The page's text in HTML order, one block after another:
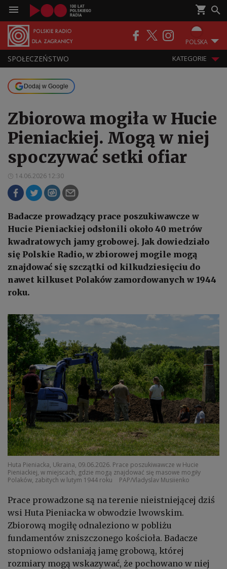
POLSKA
SPOŁECZEŃSTWO KATEGORIE
Dodaj w Google
Zbiorowa mogiła w Hucie
Pieniackiej. Mogą w niej
spoczywać setki ofiar
14.06.2026 12:30
Badacze prowadzący prace poszukiwawcze w
Hucie Pieniackiej odsłonili około 40 metrów
kwadratowych jamy grobowej. Jak dowiedziało
się Polskie Radio, w zbiorowej mogile mogą
znajdować się szczątki od kilkudziesięciu do
nawet kilkuset Polaków zamordowanych w 1944
roku.
Huta Pieniacka, Ukraina, 09.06.2026. Prace poszukiwawcze w Hucie
Pieniackiej, w miejscach, gdzie mogą znajdować się masowe mogiły
Polaków, zabitych w lutym 1944 roku
PAP/Vladyslav Musiienko
Prace prowadzone są na terenie nieistniejącej dziś
wsi Huta Pieniacka w obwodzie lwowskim.
Zbiorową mogiłę odnaleziono w pobliżu
fundamentów zniszczonego kościoła. Badacze
stopniowo odsłaniają jamę grobową, której
rozmiary mogą wskazywać, że pochowano w niej